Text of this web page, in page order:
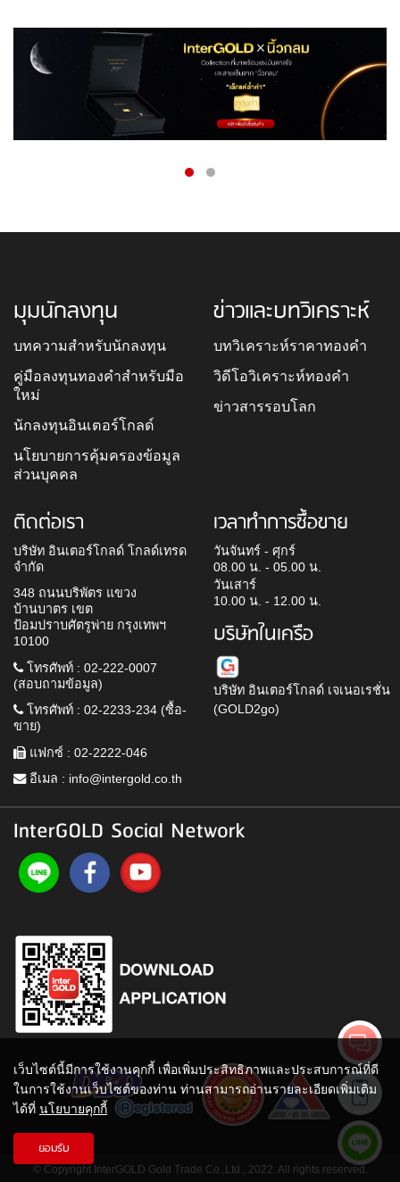
มุมนักลงทุน
บทความสำหรับนักลงทุน
คู่มือลงทุนทองคำสำหรับมือ
ใหม่
นักลงทุนอินเตอร์โกลด์
นโยบายการคุ้มครองข้อมูล
ส่วนบุคคล
ข่าวและบทวิเคราะห์
บทวิเคราะห์ราคาทองคำ
วิดีโอวิเคราะห์ทองคำ
ข่าวสารรอบโลก
ติดต่อเรา
บริษัท อินเตอร์โกลด์ โกลด์เทรด
จำกัด
348 ถนนบริพัตร แขวง
บ้านบาตร เขต
ป้อมปราบศัตรูพ่าย กรุงเทพฯ
10100
โทรศัพท์ : 02-222-0007
(สอบถามข้อมูล)
โทรศัพท์ : 02-2233-234 (ซื้อ-
ขาย)
แฟกซ์ : 02-2222-046
อีเมล : info@intergold.co.th
เวลาทำการซื้อขาย
วันจันทร์ - ศุกร์
08.00 น. - 05.00 น.
วันเสาร์
10.00 น. - 12.00 น.
บริษัทในเครือ
บริษัท อินเตอร์โกลด์ เจเนอเรชั่น
(GOLD2go)
InterGOLD Social Network
© Copyright InterGOLD Gold Trade Co.,Ltd., 2022. All rights reserved.
เว็บไซต์นี้มีการใช้งานคุกกี้ เพื่อเพิ่มประสิทธิภาพและประสบการณ์ที่ดี
ในการใช้งานเว็บไซต์ของท่าน ท่านสามารถอ่านรายละเอียดเพิ่มเติม
ได้ที่ นโยบายคุกกี้
ยอมรับ